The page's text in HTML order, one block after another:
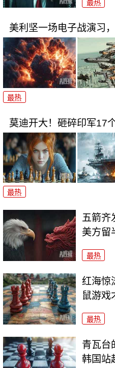
最热
美利坚一场电子战演习
最热
莫迪开大！砸碎印军17
最热
五箭齐
美方留
最热
红海惊
鼠游戏
最热
青瓦台
韩国站